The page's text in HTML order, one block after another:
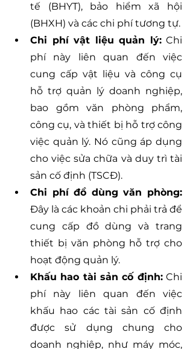
tế (BHYT), bảo hiểm xã hội
(BHXH) và các chi phí tương tự.
Chi phí vật liệu quản lý: Chi
phí này liên quan đến việc
cung cấp vật liệu và công cụ
hỗ trợ quản lý doanh nghiệp,
bao gồm văn phòng phẩm,
công cụ, và thiết bị hỗ trợ công
việc quản lý. Nó cũng áp dụng
cho việc sửa chữa và duy trì tài
sản cố định (TSCĐ).
Chi phí đồ dùng văn phòng:
Đây là các khoản chi phải trả để
cung cấp đồ dùng và trang
thiết bị văn phòng hỗ trợ cho
hoạt động quản lý.
Khấu hao tài sản cố định: Chi
phí này liên quan đến việc
khấu hao các tài sản cố định
được sử dụng chung cho
doanh nghiệp, như máy móc,